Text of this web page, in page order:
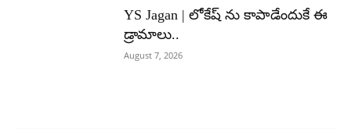
YS Jagan | లోకేష్ ను కాపాడేందుకే ఈ
డ్రామాలు..
August 7, 2026